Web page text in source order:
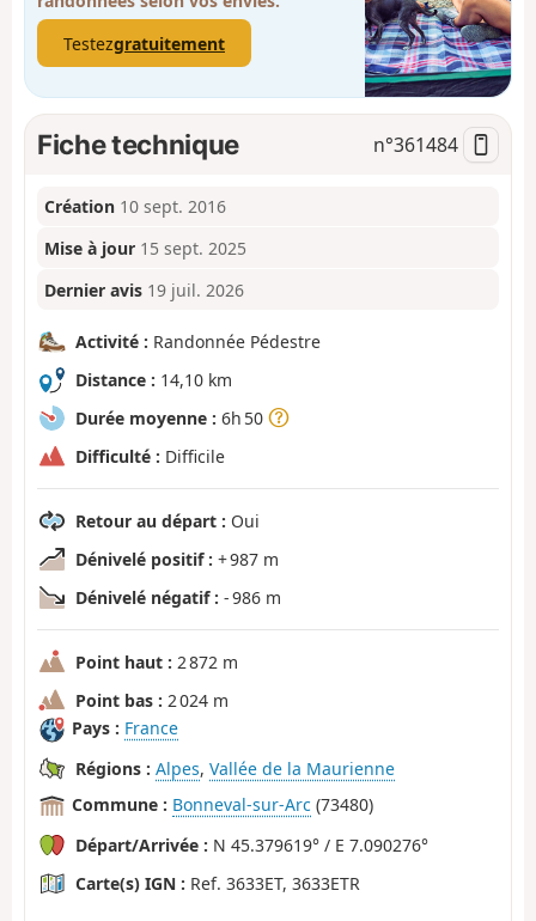
Testezgratuitement
Fiche technique n°361484
Création 10 sept. 2016
Mise à jour 15 sept. 2025
Dernier avis 19 juil. 2026
Activité : Randonnée Pédestre
Distance : 14,10 km
Durée moyenne : 6h 50
Difficulté : Difficile
Retour au départ : Oui
Dénivelé positif : + 987 m
Dénivelé négatif : - 986 m
Point haut : 2 872 m
Point bas : 2 024 m
Pays : France
Régions : Alpes, Vallée de la Maurienne
Commune : Bonneval-sur-Arc (73480)
Départ/Arrivée : N 45.379619° / E 7.090276°
Carte(s) IGN : Ref. 3633ET, 3633ETR